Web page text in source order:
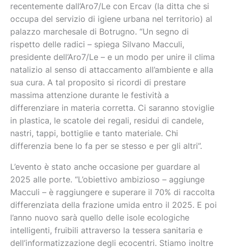
recentemente dall’Aro7/Le con Ercav (la ditta che si
occupa del servizio di igiene urbana nel territorio) al
palazzo marchesale di Botrugno. “Un segno di
rispetto delle radici – spiega Silvano Macculi,
presidente dell’Aro7/Le – e un modo per unire il clima
natalizio al senso di attaccamento all’ambiente e alla
sua cura. A tal proposito si ricordi di prestare
massima attenzione durante le festività a
differenziare in materia corretta. Ci saranno stoviglie
in plastica, le scatole dei regali, residui di candele,
nastri, tappi, bottiglie e tanto materiale. Chi
differenzia bene lo fa per se stesso e per gli altri”.
L’evento è stato anche occasione per guardare al
2025 alle porte. “L’obiettivo ambizioso – aggiunge
Macculi – è raggiungere e superare il 70% di raccolta
differenziata della frazione umida entro il 2025. E poi
l’anno nuovo sarà quello delle isole ecologiche
intelligenti, fruibili attraverso la tessera sanitaria e
dell’informatizzazione degli ecocentri. Stiamo inoltre